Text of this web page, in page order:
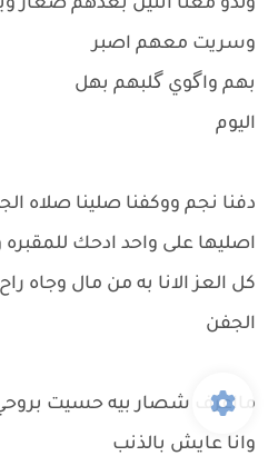
ولدو معنا اثنين بعدهم صغار
وسريت معهم اصبر
بهم واگوي گلبهم بهل
اليوم
دفنا نجم ووكفنا صلينا صلاه
اصليها على واحد ادحك
كل العز الانا به من مال وجاه
الجفن
مااعرف شصار بيه حسيت
وانا عايش بالذنب